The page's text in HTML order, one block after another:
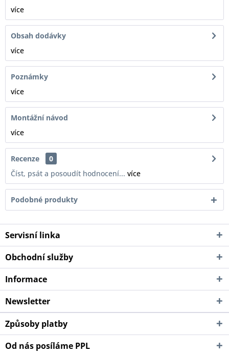
více
Obsah dodávky
více
Poznámky
více
Montážní návod
více
Recenze
0
Číst, psát a posoudít hodnocení... více
Podobné produkty
Servisní linka
Obchodní služby
Informace
Newsletter
Způsoby platby
Od nás posíláme PPL